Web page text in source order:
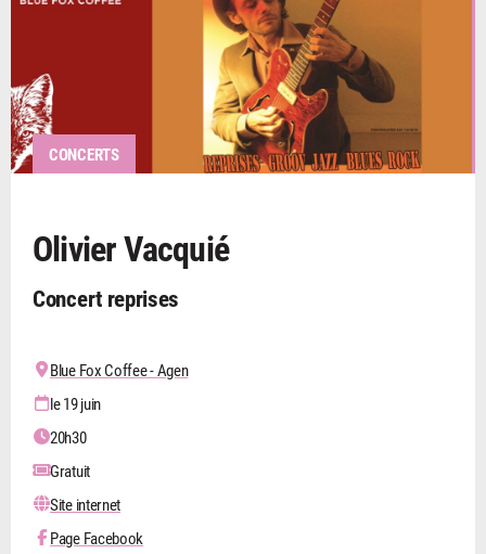
CONCERTS
Olivier Vacquié
Concert reprises
Blue Fox Coffee - Agen
le 19 juin
20h30
Gratuit
Site internet
Page Facebook